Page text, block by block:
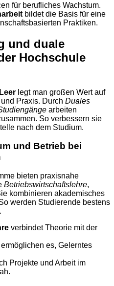
für berufliches Wachstum.
bildet die Basis für eine
Praktiken.
und duale
Hochschule
legt man großen Wert auf
Praxis. Durch Duales
arbeiten
So verbessern sie
nach dem Studium.
und Betrieb bei
bieten praxisnahe
Betriebswirtschaftslehre,
kombinieren akademisches
werden Studierende bestens
verbindet Theorie mit der
es, Gelerntes
Projekte und Arbeit im